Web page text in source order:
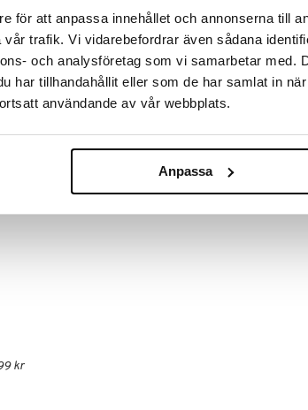
för att anpassa innehållet och annonserna till
trafik. Vi vidarebefordrar även sådana
och analysföretag som vi samarbetar med.
har tillhandahållit eller som de har samlat in
användande av vår webbplats.
Anpassa
rosa klänning med tyllkjol och härligt lockiga
älskar att få gosiga kramar!
olika språk; svenska, norska, danska, finska och
har precis lärt sej prata. Hon kan säga 'Lillan',
när du trycker henne på magen. Byt enkelt språk på
dockkläder som passar dockor upp till 36 cm.
1966 som är älskad av generationer. Kvalitativa
kr